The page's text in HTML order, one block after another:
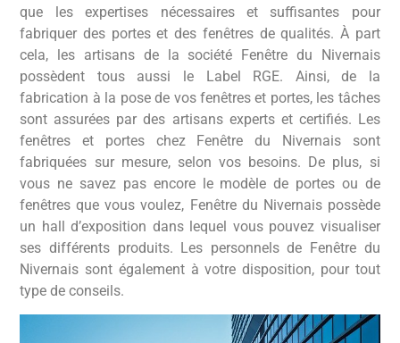
que les expertises nécessaires et suffisantes pour
fabriquer des portes et des fenêtres de qualités. À part
cela, les artisans de la société Fenêtre du Nivernais
possèdent tous aussi le Label RGE. Ainsi, de la
fabrication à la pose de vos fenêtres et portes, les tâches
sont assurées par des artisans experts et certifiés. Les
fenêtres et portes chez Fenêtre du Nivernais sont
fabriquées sur mesure, selon vos besoins. De plus, si
vous ne savez pas encore le modèle de portes ou de
fenêtres que vous voulez, Fenêtre du Nivernais possède
un hall d’exposition dans lequel vous pouvez visualiser
ses différents produits. Les personnels de Fenêtre du
Nivernais sont également à votre disposition, pour tout
type de conseils.